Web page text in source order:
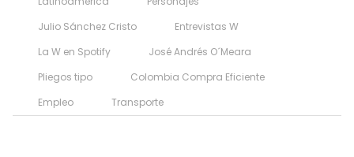
Julio Sánchez Cristo
Entrevistas W
La W en Spotify
José Andrés O´Meara
Pliegos tipo
Colombia Compra Eficiente
Empleo
Transporte